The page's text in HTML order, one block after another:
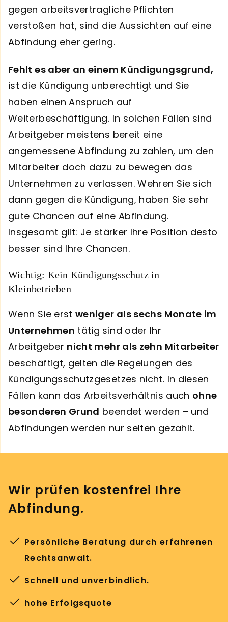
gegen arbeitsvertragliche Pflichten
verstoßen hat, sind die Aussichten auf eine
Abfindung eher gering.
Fehlt es aber an einem Kündigungsgrund,
ist die Kündigung unberechtigt und Sie
haben einen Anspruch auf
Weiterbeschäftigung. In solchen Fällen sind
Arbeitgeber meistens bereit eine
angemessene Abfindung zu zahlen, um den
Mitarbeiter doch dazu zu bewegen das
Unternehmen zu verlassen. Wehren Sie sich
dann gegen die Kündigung, haben Sie sehr
gute Chancen auf eine Abfindung.
Insgesamt gilt: Je stärker Ihre Position desto
besser sind Ihre Chancen.
Wichtig: Kein Kündigungsschutz in
Kleinbetrieben
Wenn Sie erstweniger als sechs Monate im
Unternehmen tätig sind oder Ihr
Arbeitgeber nicht mehr als zehn Mitarbeiter
beschäftigt, gelten die Regelungen des
Kündigungsschutzgesetzes nicht. In diesen
Fällen kann das Arbeitsverhältnis auch ohne
besonderen Grund beendet werden – und
Abfindungen werden nur selten gezahlt.
Wir prüfen kostenfrei Ihre
Abfindung.
Persönliche Beratung durch erfahrenen
Rechtsanwalt.
Schnell und unverbindlich.
hohe Erfolgsquote